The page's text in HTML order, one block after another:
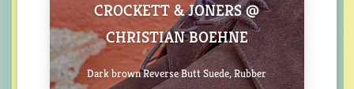
CROCKETT & JONERS @
CHRISTIAN BOEHNE
Dark brown Reverse Butt Suede, Rubber